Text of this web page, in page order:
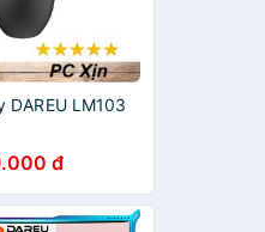
DAREU LM103
đ